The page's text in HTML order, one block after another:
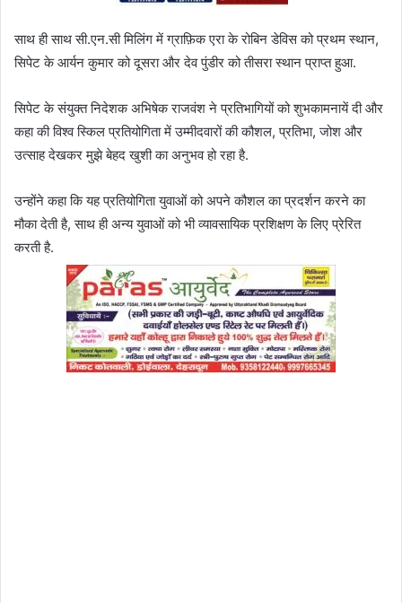
साथ ही साथ सी.एन.सी मिलिंग में ग्राफ़िक एरा के रोबिन डेविस को प्रथम स्थान,
सिपेट के आर्यन कुमार को दूसरा और देव पुंडीर को तीसरा स्थान प्राप्त हुआ.
सिपेट के संयुक्त निदेशक अभिषेक राजवंश ने प्रतिभागियों को शुभकामनायें दी और
कहा की विश्व स्किल प्रतियोगिता में उम्मीदवारों की कौशल, प्रतिभा, जोश और
उत्साह देखकर मुझे बेहद खुशी का अनुभव हो रहा है.
उन्होंने कहा कि यह प्रतियोगिता युवाओं को अपने कौशल का प्रदर्शन करने का
मौका देती है, साथ ही अन्य युवाओं को भी व्यावसायिक प्रशिक्षण के लिए प्रेरित
करती है.